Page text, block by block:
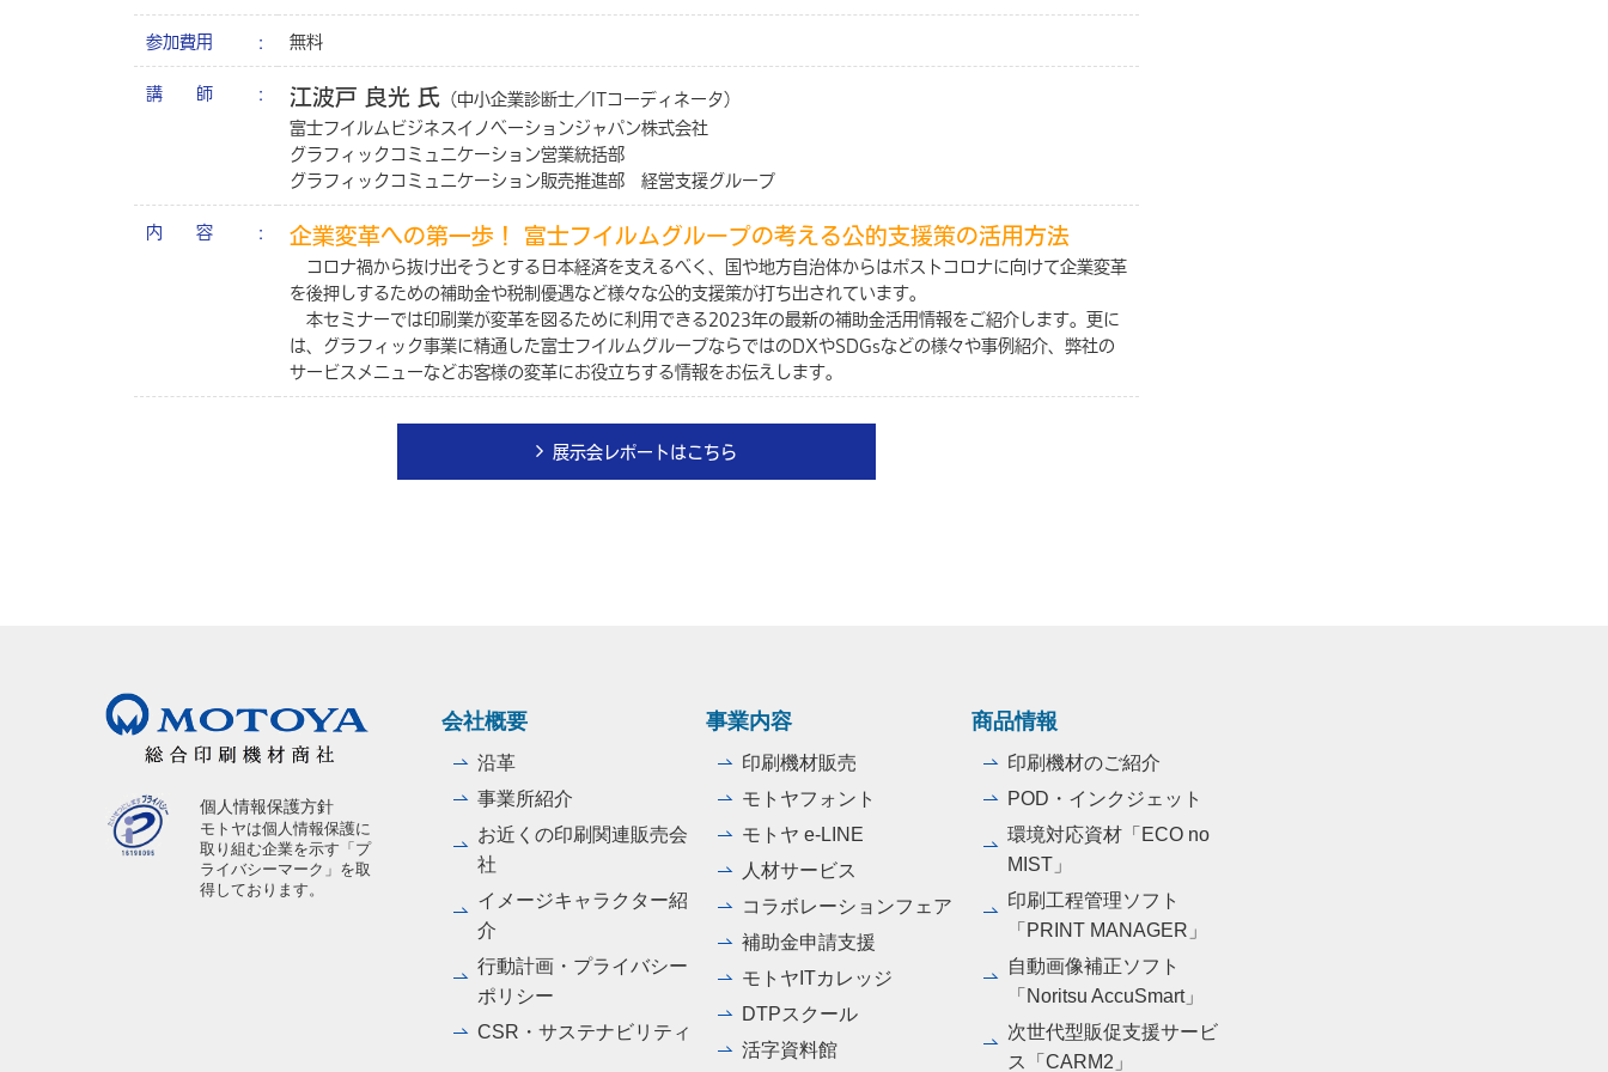
参加費用 無料
講 師 江波戸 良光 氏 （中小企業診断士／ITコーディネータ）
富士フイルムビジネスイノベーションジャパン株式会社
グラフィックコミュニケーション営業統括部
グラフィックコミュニケーション販売推進部 経営支援グループ
内 容 企業変革への第一歩！ 富士フイルムグループの考える公的支援策の活用方法
コロナ禍から抜け出そうとする日本経済を支えるべく、国や地方自治体からはポストコロナに向けて企業変革
を後押しするための補助金や税制優遇など様々な公的支援策が打ち出されています。
本セミナーでは印刷業が変革を図るために利用できる2023年の最新の補助金活用情報をご紹介します。更に
は、グラフィック事業に精通した富士フイルムグループならではのDXやSDGsなどの様々や事例紹介、弊社の
サービスメニューなどお客様の変革にお役立ちする情報をお伝えします。
展示会レポートはこちら
個人情報保護方針
モトヤは個人情報保護に
取り組む企業を示す「プ
ライバシーマーク」を取
得しております。
会社概要
沿革
事業所紹介
お近くの印刷関連販売会
社
イメージキャラクター紹
介
行動計画・プライバシー
ポリシー
CSR・サステナビリティ
事業内容
印刷機材販売
モトヤフォント
モトヤ e-LINE
人材サービス
コラボレーションフェア
補助金申請支援
モトヤITカレッジ
DTPスクール
活字資料館
商品情報
印刷機材のご紹介
POD・インクジェット
環境対応資材「ECO no
MIST」
印刷工程管理ソフト
「PRINT MANAGER」
自動画像補正ソフト
「Noritsu AccuSmart」
次世代型販促支援サービ
ス「CARM2」